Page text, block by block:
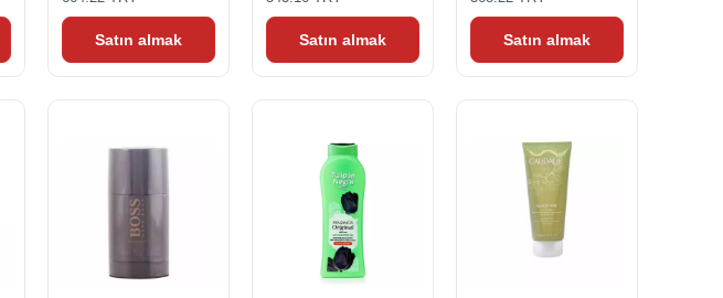
Satın almak Satın almak Satın almak